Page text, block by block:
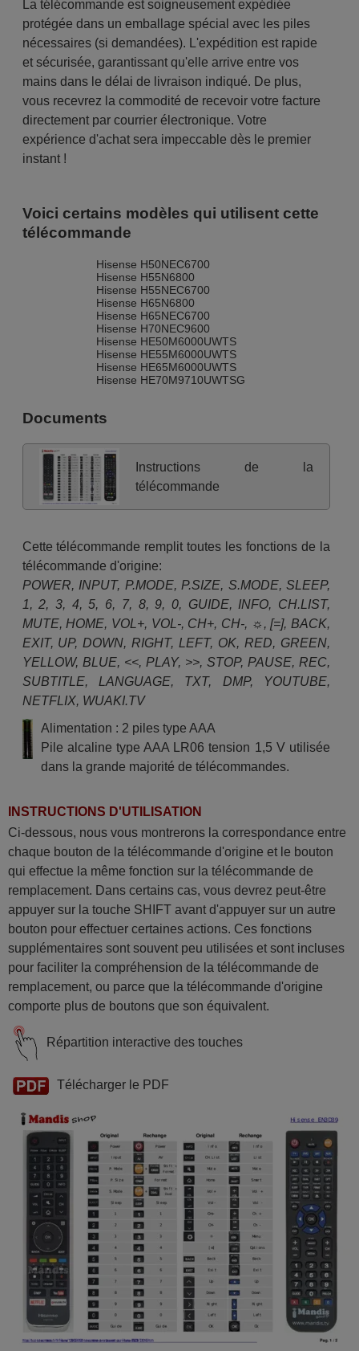
La télécommande est soigneusement expédiée
protégée dans un emballage spécial avec les piles
nécessaires (si demandées). L'expédition est rapide
et sécurisée, garantissant qu'elle arrive entre vos
mains dans le délai de livraison indiqué. De plus,
vous recevrez la commodité de recevoir votre facture
directement par courrier électronique. Votre
expérience d'achat sera impeccable dès le premier
instant !
Voici certains modèles qui utilisent cette
télécommande
Hisense H50NEC6700
Hisense H55N6800
Hisense H55NEC6700
Hisense H65N6800
Hisense H65NEC6700
Hisense H70NEC9600
Hisense HE50M6000UWTS
Hisense HE55M6000UWTS
Hisense HE65M6000UWTS
Hisense HE70M9710UWTSG
Documents
Instructions de la
télécommande
Cette télécommande remplit toutes les fonctions de la
télécommande d'origine:
POWER, INPUT, P.MODE, P.SIZE, S.MODE, SLEEP,
1, 2, 3, 4, 5, 6, 7, 8, 9, 0, GUIDE, INFO, CH.LIST,
MUTE, HOME, VOL+, VOL-, CH+, CH-, ☼, [=], BACK,
EXIT, UP, DOWN, RIGHT, LEFT, OK, RED, GREEN,
YELLOW, BLUE, <<, PLAY, >>, STOP, PAUSE, REC,
SUBTITLE, LANGUAGE, TXT, DMP, YOUTUBE,
NETFLIX, WUAKI.TV
Alimentation : 2 piles type AAA
Pile alcaline type AAA LR06 tension 1,5 V utilisée
dans la grande majorité de télécommandes.
INSTRUCTIONS D'UTILISATION
Ci-dessous, nous vous montrerons la correspondance entre
chaque bouton de la télécommande d'origine et le bouton
qui effectue la même fonction sur la télécommande de
remplacement. Dans certains cas, vous devrez peut-être
appuyer sur la touche SHIFT avant d'appuyer sur un autre
bouton pour effectuer certaines actions. Ces fonctions
supplémentaires sont souvent peu utilisées et sont incluses
pour faciliter la compréhension de la télécommande de
remplacement, ou parce que la télécommande d'origine
comporte plus de boutons que son équivalent.
Répartition interactive des touches
Télécharger le PDF